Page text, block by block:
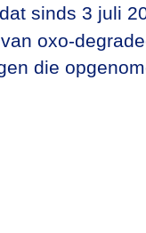
sinds 3 juli
oxo-
die